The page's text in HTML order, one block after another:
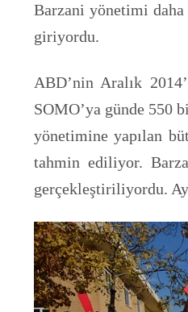
Barzani yönetimi
giriyordu.
ABD’nin Aralık
SOMO’ya günde 550
yönetimine yapılan
tahmin ediliyor.
gerçekleştiriliyordu.